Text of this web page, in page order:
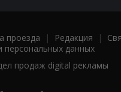
проезда | Редакция |
персональных данных
продаж digital рекламы